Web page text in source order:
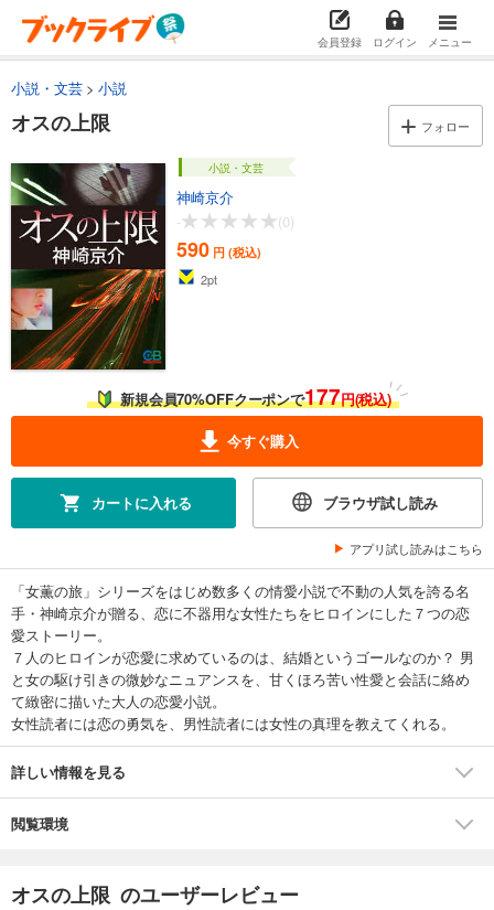
会員登録 ログイン メニュー
小説・文芸 小説
オスの上限 フォロー
小説・文芸
神崎京介
-
(0)
590 円 (税込)
2pt
新規会員70%OFFクーポンで177円(税込)
今すぐ購入
カートに入れる ブラウザ試し読み
アプリ試し読みはこちら
「女薫の旅」シリーズをはじめ数多くの情愛小説で不動の人気を誇る名
手・神崎京介が贈る、恋に不器用な女性たちをヒロインにした７つの恋
愛ストーリー。
７人のヒロインが恋愛に求めているのは、結婚というゴールなのか？ 男
と女の駆け引きの微妙なニュアンスを、甘くほろ苦い性愛と会話に絡め
て緻密に描いた大人の恋愛小説。
女性読者には恋の勇気を、男性読者には女性の真理を教えてくれる。
詳しい情報を見る
閲覧環境
オスの上限 のユーザーレビュー